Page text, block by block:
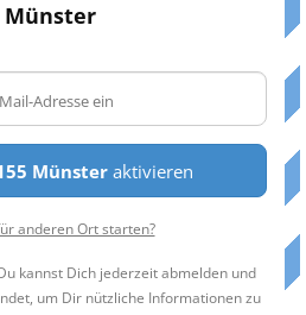
Münster
Münsteraktivieren
anderen Ort starten?
kannst Dich jederzeit abmelden und
um Dir nützliche Informationen zu